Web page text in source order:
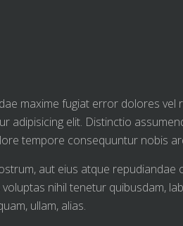
maxime fugiat error dolores vel
elit. Distinctio
tempore consequuntur nobis
aut eius atque repudiandae
nihil tenetur quibusdam,
ullam, alias.